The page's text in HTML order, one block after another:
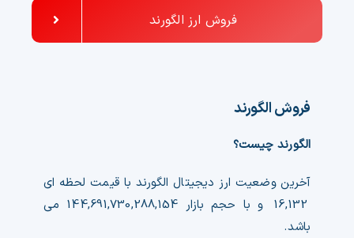
فروش ارز الگورند
فروش الگورند
الگورند چیست؟
آخرین وضعیت ارز دیجیتال الگورند با قیمت لحظه ای
16,132
و با حجم بازار 144,691,730,288,154 می
باشد.